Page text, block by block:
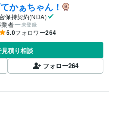
かぁちゃん！
保持契約(NDA)
業者
未登録
5.0フォロワー264
積り相談
フォロー264